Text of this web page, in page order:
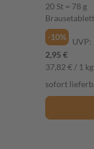
20 St = 78 g
-10%
UVP:
2,95 €
37,82 € / 1 kg
sofort